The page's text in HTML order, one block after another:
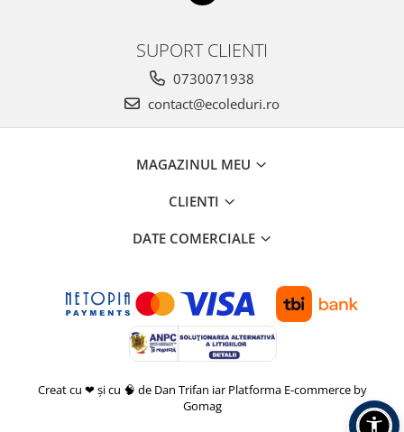
SUPORT CLIENTI
0730071938
contact@ecoleduri.ro
MAGAZINUL MEU
CLIENTI
DATE COMERCIALE
Creat cu ❤ și cu 🧠 de Dan Trifan iar Platforma E-commerce by
Gomag